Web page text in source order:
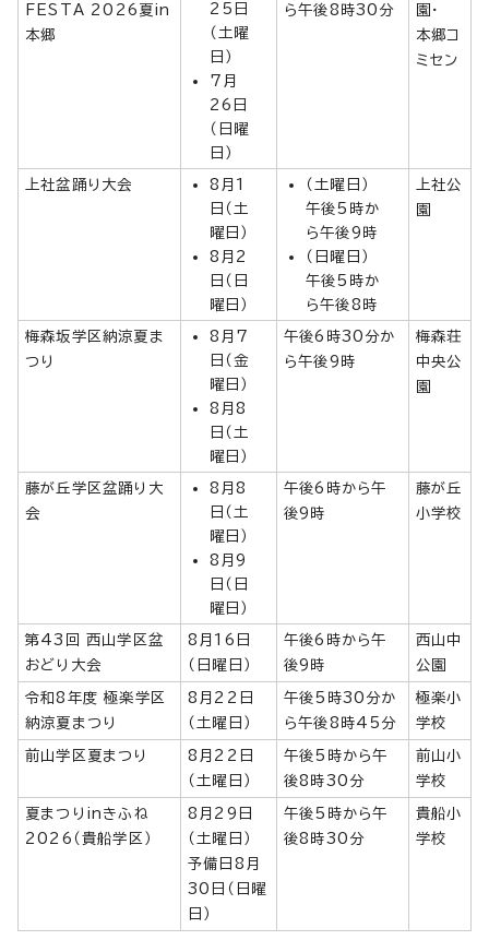
FESTA 2026夏in
本郷
25日
（土曜
日）
7月
26日
（日曜
日）
ら午後8時30分
園・
本郷コ
ミセン
上社盆踊り大会
8月1
日（土
曜日）
8月2
日（日
曜日）
（土曜日）
午後5時か
ら午後9時
（日曜日）
午後5時か
ら午後8時
上社公
園
梅森坂学区納涼夏ま
つり
8月7
日（金
曜日）
8月8
日（土
曜日）
午後6時30分か
ら午後9時
梅森荘
中央公
園
藤が丘学区盆踊り大
会
8月8
日（土
曜日）
8月9
日（日
曜日）
午後6時から午
後9時
藤が丘
小学校
第43回 西山学区盆
おどり大会
8月16日
（日曜日）
午後6時から午
後9時
西山中
公園
令和8年度 極楽学区
納涼夏まつり
8月22日
（土曜日）
午後5時30分か
ら午後8時45分
極楽小
学校
前山学区夏まつり
8月22日
（土曜日）
午後5時から午
後8時30分
前山小
学校
夏まつりinきふね
2026（貴船学区）
8月29日
（土曜日）
予備日8月
30日（日曜
日）
午後5時から午
後8時30分
貴船小
学校